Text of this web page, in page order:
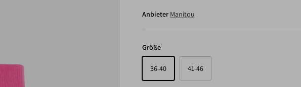
Anbieter Manitou
Größe
36-40 41-46